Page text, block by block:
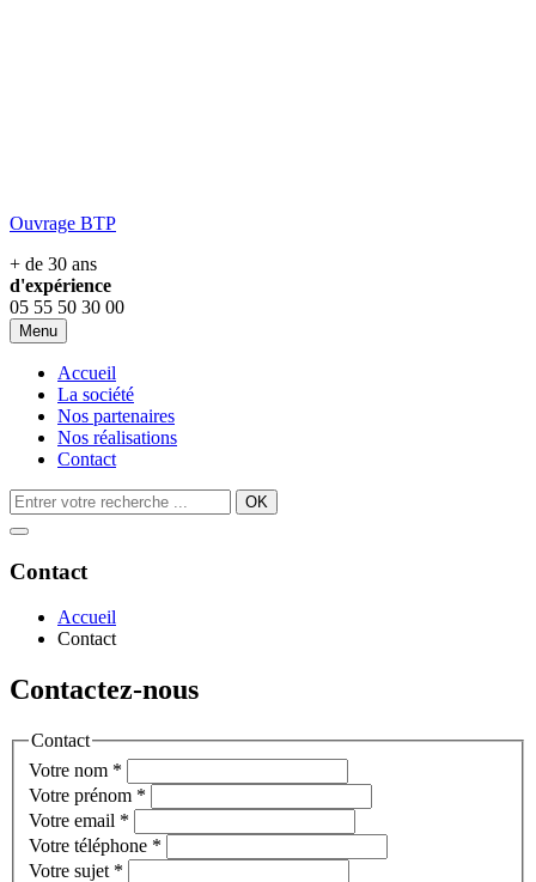
Ouvrage BTP
+ de 30 ans
d'expérience
05 55 50 30 00
Menu
Accueil
La société
Nos partenaires
Nos réalisations
Contact
OK
Contact
Accueil
Contact
Contactez-nous
Contact
Votre nom *
Votre prénom *
Votre email *
Votre téléphone *
Votre sujet *